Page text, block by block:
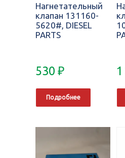
Нагнетательный
клапан 131160-
5620#, DIESEL
PARTS
530 ₽
Подробнее